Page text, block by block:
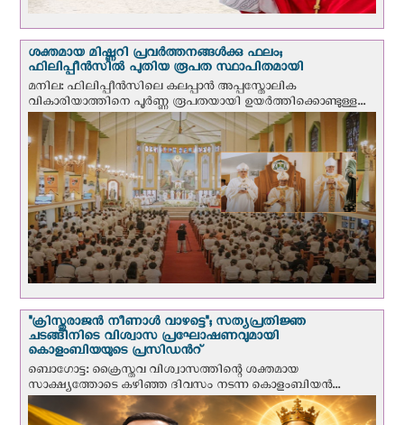
ശക്തമായ മിഷ്ണറി പ്രവർത്തനങ്ങൾക്കു ഫലം;
ഫിലിപ്പീൻസിൽ പുതിയ രൂപത സ്ഥാപിതമായി
മനില: ഫിലിപ്പീൻസിലെ കലപ്പാൻ അപ്പസ്തോലിക
വികാരിയാത്തിനെ പൂർണ്ണ രൂപതയായി ഉയർത്തിക്കൊണ്ടുള്ള...
"ക്രിസ്തുരാജന്‍ നീണാള്‍ വാഴട്ടെ"; സത്യപ്രതിജ്ഞ
ചടങ്ങിനിടെ വിശ്വാസ പ്രഘോഷണവുമായി
കൊളംബിയയുടെ പ്രസിഡന്‍റ്
ബൊഗോട്ട: ക്രൈസ്തവ വിശ്വാസത്തിന്റെ ശക്തമായ
സാക്ഷ്യത്തോടെ കഴിഞ്ഞ ദിവസം നടന്ന കൊളംബിയന്‍...